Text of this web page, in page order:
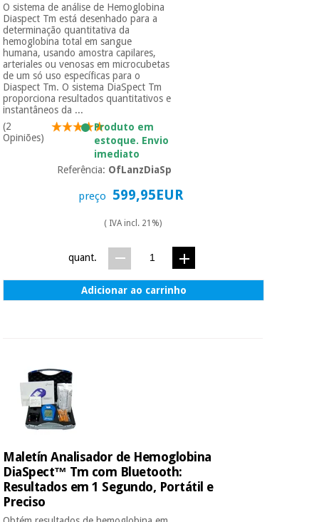
O sistema de análise de Hemoglobina
Diaspect Tm está desenhado para a
determinação quantitativa da
hemoglobina total em sangue
humana, usando amostra capilares,
arteriales ou venosas em microcubetas
de um só uso específicas para o
Diaspect Tm. O sistema DiaSpect Tm
proporciona resultados quantitativos e
instantâneos da ...
(2
Opiniões)
Produto em
estoque. Envio
imediato
Referência: OfLanzDiaSp
preço 599,95EUR
( IVA incl. 21%)
quant.
Adicionar ao carrinho
Maletín Analisador de Hemoglobina
DiaSpect™ Tm com Bluetooth:
Resultados em 1 Segundo, Portátil e
Preciso